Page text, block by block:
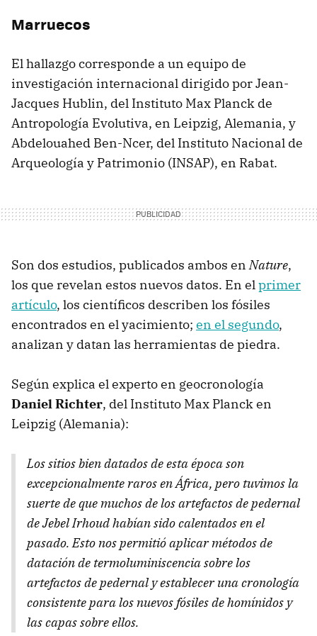
Marruecos
El hallazgo corresponde a un equipo de
investigación internacional dirigido por Jean-
Jacques Hublin, del Instituto Max Planck de
Antropología Evolutiva, en Leipzig, Alemania, y
Abdelouahed Ben-Ncer, del Instituto Nacional de
Arqueología y Patrimonio (INSAP), en Rabat.
Son dos estudios, publicados ambos enNature,
los que revelan estos nuevos datos. En elprimer
artículo, los científicos describen los fósiles
encontrados en el yacimiento; en el segundo,
analizan y datan las herramientas de piedra.
Según explica el experto en geocronología
Daniel Richter, del Instituto Max Planck en
Leipzig (Alemania):
Los sitios bien datados de esta época son
excepcionalmente raros en África, pero tuvimos la
suerte de que muchos de los artefactos de pedernal
de Jebel Irhoud habían sido calentados en el
pasado. Esto nos permitió aplicar métodos de
datación de termoluminiscencia sobre los
artefactos de pedernal y establecer una cronología
consistente para los nuevos fósiles de homínidos y
las capas sobre ellos.